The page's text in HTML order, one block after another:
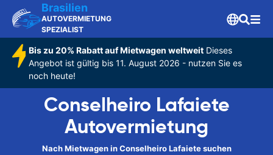
Brasilien
AUTOVERMIETUNG
SPEZIALIST
Bis zu 20% Rabatt auf Mietwagen weltweitDieses
Angebot ist gültig bis 11. August 2026 - nutzen Sie es
noch heute!
Conselheiro Lafaiete
Autovermietung
Nach Mietwagen in Conselheiro Lafaiete suchen